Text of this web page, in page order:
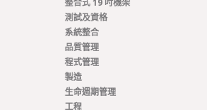
整合式 19 吋機架
測試及資格
系統整合
品質管理
程式管理
製造
生命週期管理
工程